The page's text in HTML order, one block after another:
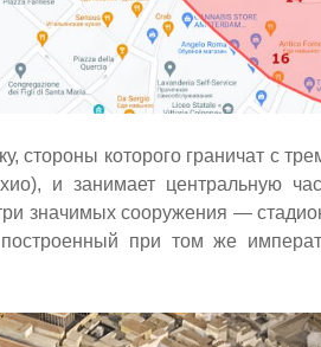
стороны которого граничат с
и занимает центральную
значимых сооружения —
при том же